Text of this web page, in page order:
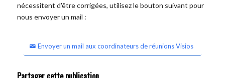
nécessitent d'être corrigées, utilisez le bouton suivant pour
nous envoyer un mail :
Envoyer un mail aux coordinateurs de réunions Visios